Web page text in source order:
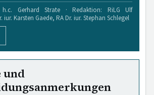
h.c. Gerhard Strate · Redaktion: RiLG Ulf
iur. Karsten Gaede, RA Dr. iur. Stephan Schlegel
und